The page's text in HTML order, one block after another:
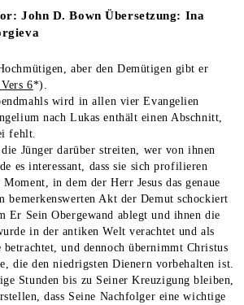
John D. Bown Übersetzung: Ina
aber den Demütigen gibt er
6*).
wird in allen vier Evangelien
nach Lukas enthält einen Abschnitt,
fehlt.
Jünger darüber streiten, wer von ihnen
es interessant, dass sie sich profilieren
in dem der Herr Jesus das genaue
bemerkenswerten Akt der Demut schockiert
Er Sein Obergewand ablegt und ihnen die
in der antiken Welt verachtet und als
betrachtet, und dennoch übernimmt Christus
die den niedrigsten Dienern vorbehalten ist.
Stunden bis zu Seiner Kreuzigung bleiben,
dass Seine Nachfolger eine wichtige